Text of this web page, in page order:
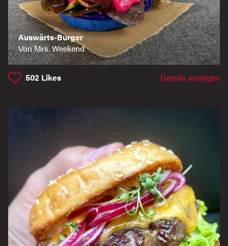
Auswärts-Burger
Von Mrs. Weekend
502 Likes Details anzeigen